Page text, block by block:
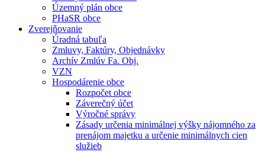
Územný plán obce
PHaSR obce
Zverejňovanie
Úradná tabuľa
Zmluvy, Faktúry, Objednávky
Archív Zmlúv Fa. Obj.
VZN
Hospodárenie obce
Rozpočet obce
Záverečný účet
Výročné správy
Zásady určenia minimálnej výšky nájomného za
prenájom majetku a určenie minimálnych cien
služieb